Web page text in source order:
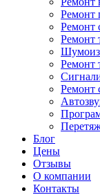
Ремонт
Ремонт
Ремонт
Ремонт
Ремонт
Блог
Цены
Отзывы
О компании
Контакты